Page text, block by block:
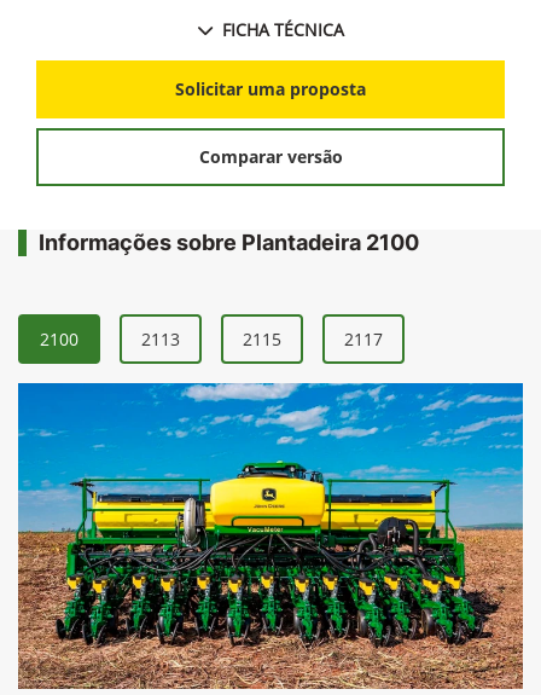
FICHA TÉCNICA
Solicitar uma proposta
Comparar versão
Informações sobre Plantadeira 2100
2100 2113 2115 2117